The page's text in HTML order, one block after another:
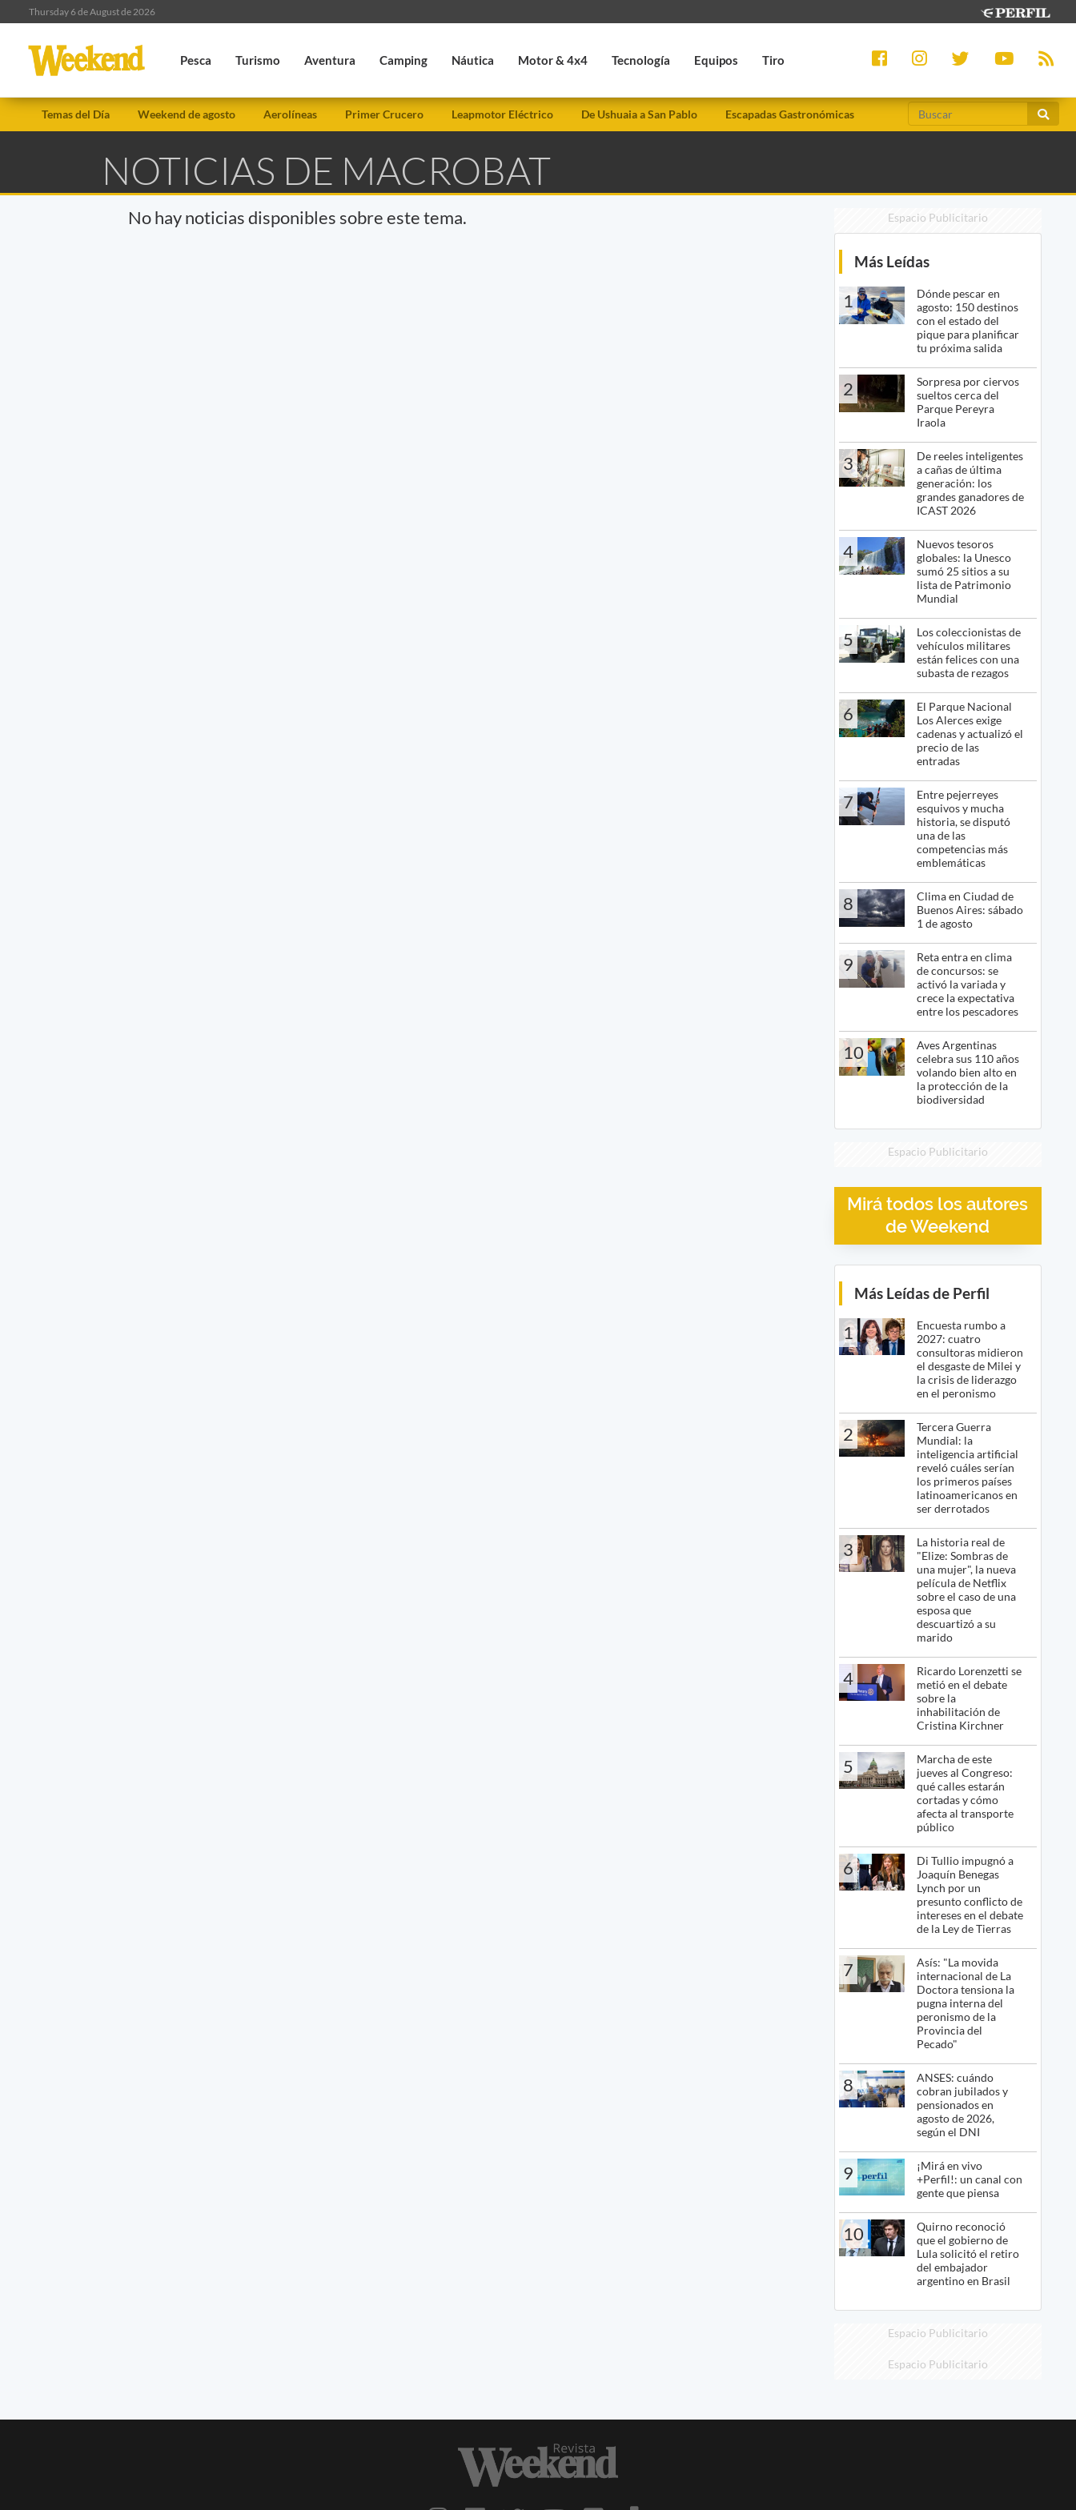
Thursday 6 de August de 2026
Pesca Turismo Aventura Camping Náutica Motor & 4x4 Tecnología Equipos Tiro
Temas del Día Weekend de agosto Aerolíneas Primer Crucero Leapmotor Eléctrico De Ushuaia a San Pablo Escapadas Gastronómicas
NOTICIAS DE MACROBAT
No hay noticias disponibles sobre este tema. Espacio Publicitario
Más Leídas
1
Dónde pescar en
agosto: 150 destinos
con el estado del
pique para planificar
tu próxima salida
2
Sorpresa por ciervos
sueltos cerca del
Parque Pereyra
Iraola
3
De reeles inteligentes
a cañas de última
generación: los
grandes ganadores de
ICAST 2026
4
Nuevos tesoros
globales: la Unesco
sumó 25 sitios a su
lista de Patrimonio
Mundial
5
Los coleccionistas de
vehículos militares
están felices con una
subasta de rezagos
6
El Parque Nacional
Los Alerces exige
cadenas y actualizó el
precio de las
entradas
7
Entre pejerreyes
esquivos y mucha
historia, se disputó
una de las
competencias más
emblemáticas
8
Clima en Ciudad de
Buenos Aires: sábado
1 de agosto
9
Reta entra en clima
de concursos: se
activó la variada y
crece la expectativa
entre los pescadores
10
Aves Argentinas
celebra sus 110 años
volando bien alto en
la protección de la
biodiversidad
Espacio Publicitario
Mirá todos los autores
de Weekend
Más Leídas de Perfil
1
Encuesta rumbo a
2027: cuatro
consultoras midieron
el desgaste de Milei y
la crisis de liderazgo
en el peronismo
2
Tercera Guerra
Mundial: la
inteligencia artificial
reveló cuáles serían
los primeros países
latinoamericanos en
ser derrotados
3
La historia real de
"Elize: Sombras de
una mujer", la nueva
película de Netflix
sobre el caso de una
esposa que
descuartizó a su
marido
4
Ricardo Lorenzetti se
metió en el debate
sobre la
inhabilitación de
Cristina Kirchner
5
Marcha de este
jueves al Congreso:
qué calles estarán
cortadas y cómo
afecta al transporte
público
6
Di Tullio impugnó a
Joaquín Benegas
Lynch por un
presunto conflicto de
intereses en el debate
de la Ley de Tierras
7
Asís: "La movida
internacional de La
Doctora tensiona la
pugna interna del
peronismo de la
Provincia del
Pecado"
8
ANSES: cuándo
cobran jubilados y
pensionados en
agosto de 2026,
según el DNI
9
¡Mirá en vivo
+Perfil!: un canal con
gente que piensa
10
Quirno reconoció
que el gobierno de
Lula solicitó el retiro
del embajador
argentino en Brasil
Espacio Publicitario
Espacio Publicitario